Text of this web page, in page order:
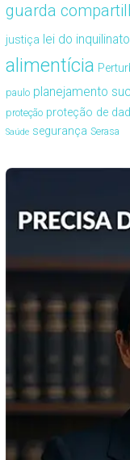
guarda
justiça lei do inquilinato
alimentícia
paulo planejamento
proteção proteção de
Saúde segurança Serasa